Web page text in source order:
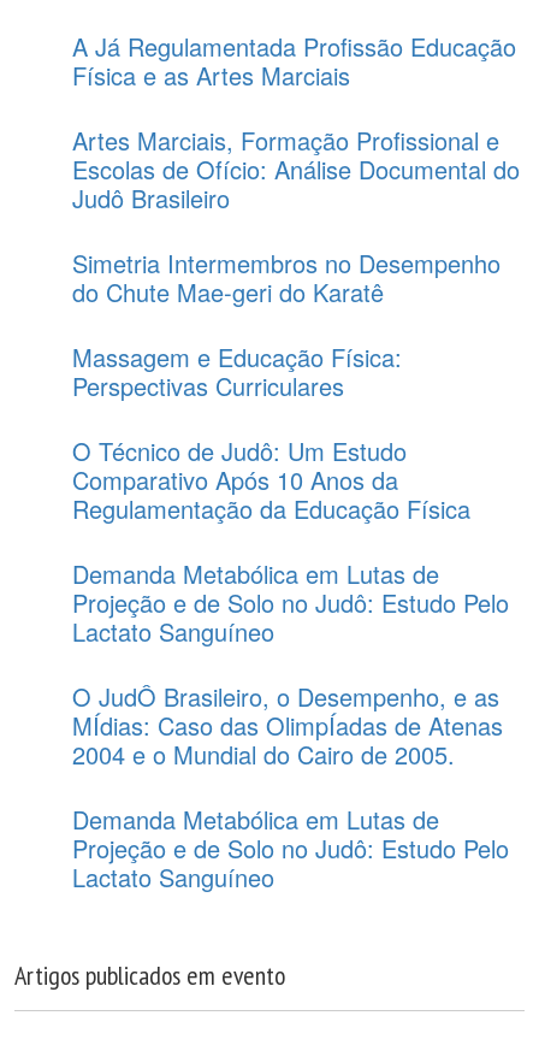
A Já Regulamentada Profissão Educação
Física e as Artes Marciais
Artes Marciais, Formação Profissional e
Escolas de Ofício: Análise Documental do
Judô Brasileiro
Simetria Intermembros no Desempenho
do Chute Mae-geri do Karatê
Massagem e Educação Física:
Perspectivas Curriculares
O Técnico de Judô: Um Estudo
Comparativo Após 10 Anos da
Regulamentação da Educação Física
Demanda Metabólica em Lutas de
Projeção e de Solo no Judô: Estudo Pelo
Lactato Sanguíneo
O JudÔ Brasileiro, o Desempenho, e as
MÍdias: Caso das OlimpÍadas de Atenas
2004 e o Mundial do Cairo de 2005.
Demanda Metabólica em Lutas de
Projeção e de Solo no Judô: Estudo Pelo
Lactato Sanguíneo
Artigos publicados em evento